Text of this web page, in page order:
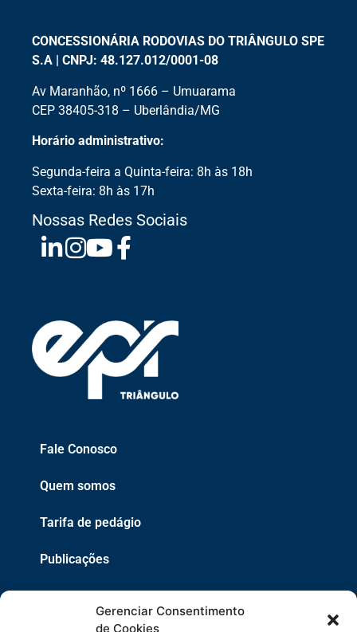
Gerenciar Consentimento
de Cookies
CONCESSIONÁRIA RODOVIAS DO TRIÂNGULO SPE
S.A | CNPJ: 48.127.012/0001-08
Av Maranhão, nº 1666 – Umuarama
CEP 38405-318 – Uberlândia/MG
Horário administrativo:
Segunda-feira a Quinta-feira: 8h às 18h
Sexta-feira: 8h às 17h
Nossas Redes Sociais
Fale Conosco
Quem somos
Tarifa de pedágio
Publicações
EPR
Copyright 2021 © 2026 Grupo EPR - Todos Os Direitos